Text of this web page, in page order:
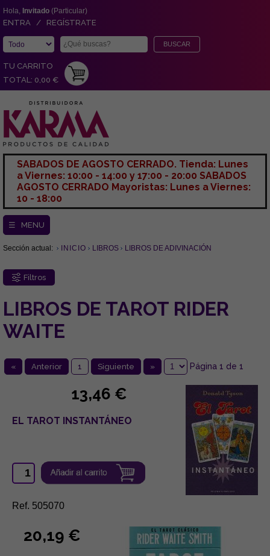
Hola, Invitado (Particular)
ENTRA / REGÍSTRATE
TU CARRITO
TOTAL: 0,00 €
SABADOS DE AGOSTO CERRADO. Tienda: Lunes
a Viernes: 10:00 - 14:00 y 17:00 - 20:00 SABADOS
AGOSTO CERRADO Mayoristas: Lunes a Viernes:
10 - 18:00
☰ MENU
Sección actual: INICIO LIBROS LIBROS DE ADIVINACIÓN
Filtros
LIBROS DE TAROT RIDER
WAITE
« Anterior 1 Siguiente » Página 1 de 1
13,46 €
EL TAROT INSTANTÁNEO
Ref. 505070
20,19 €